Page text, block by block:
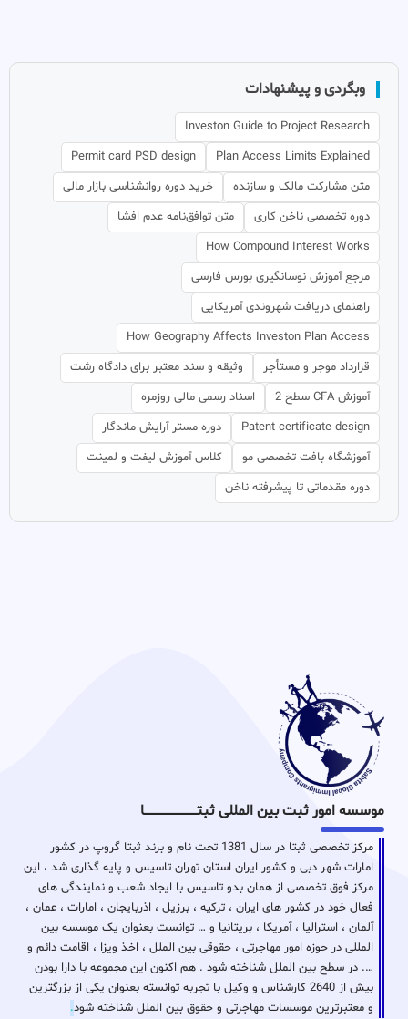
وبگردی و پیشنهادات
Investon Guide to Project Research
Plan Access Limits Explained
Permit card PSD design
متن مشارکت مالک و سازنده
خرید دوره روانشناسی بازار مالی
دوره تخصصی ناخن کاری
متن توافق‌نامه عدم افشا
How Compound Interest Works
مرجع آموزش نوسانگیری بورس فارسی
راهنمای دریافت شهروندی آمریکایی
How Geography Affects Investon Plan Access
قرارداد موجر و مستأجر
وثیقه و سند معتبر برای دادگاه رشت
آموزش CFA سطح 2
اسناد رسمی مالی روزمره
Patent certificate design
دوره مستر آرایش ماندگار
آموزشگاه بافت تخصصی مو
کلاس آموزش لیفت و لمینت
دوره مقدماتی تا پیشرفته ناخن
موسسه امور ثبت بین المللی ثبتـــــــــــــــــــــــــــــا
مرکز تخصصی ثبتا در سال 1381 تحت نام و برند ثبتا گروپ در کشور
امارات شهر دبی و کشور ایران استان تهران تاسیس و پایه گذاری شد ، این
مرکز فوق تخصصی از همان بدو تاسیس با ایجاد شعب و نمایندگی های
فعال خود در کشور های ایران ، ترکیه ، برزیل ، اذربایجان ، امارات ، عمان ،
آلمان ، استرالیا ، آمریکا ، بریتانیا و … توانست بعنوان یک موسسه بین
المللی در حوزه امور مهاجرتی ، حقوقی بین الملل ، اخذ ویزا ، اقامت دائم و
…. در سطح بین الملل شناخته شود . هم اکنون این مجموعه با دارا بودن
بیش از 2640 کارشناس و وکیل با تجربه توانسته بعنوان یکی از بزرگترین
و معتبرترین موسسات مهاجرتی و حقوق بین الملل شناخته شود.